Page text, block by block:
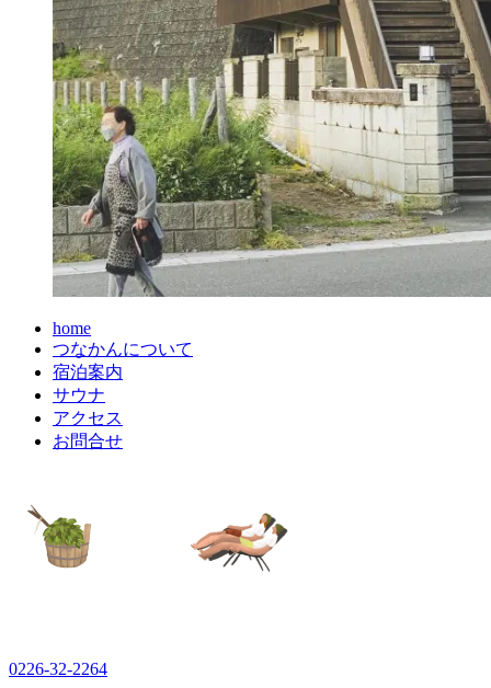
home
つなかんについて
宿泊案内
サウナ
アクセス
お問合せ
0226-32-2264